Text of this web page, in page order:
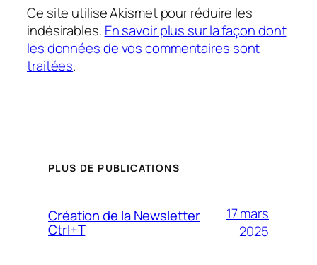
Ce site utilise Akismet pour réduire les
indésirables. En savoir plus sur la façon dont
les données de vos commentaires sont
traitées.
PLUS DE PUBLICATIONS
Création de la Newsletter
Ctrl+T
17 mars
2025